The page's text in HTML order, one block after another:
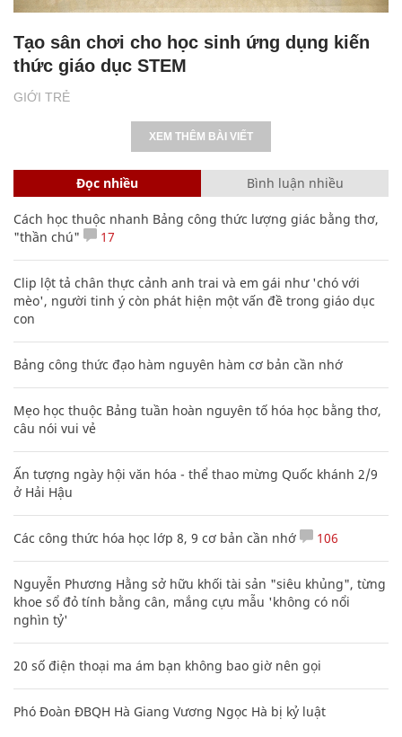
GIỚI TRẺ
Tạo sân chơi cho học sinh ứng dụng kiến
thức giáo dục STEM
XEM THÊM BÀI VIẾT
Đọc nhiều Bình luận nhiều
Cách học thuộc nhanh Bảng công thức lượng giác bằng thơ,
"thần chú"
17
Clip lột tả chân thực cảnh anh trai và em gái như 'chó với
mèo', người tinh ý còn phát hiện một vấn đề trong giáo dục
con
Bảng công thức đạo hàm nguyên hàm cơ bản cần nhớ
Mẹo học thuộc Bảng tuần hoàn nguyên tố hóa học bằng thơ,
câu nói vui vẻ
Ấn tượng ngày hội văn hóa - thể thao mừng Quốc khánh 2/9
ở Hải Hậu
Các công thức hóa học lớp 8, 9 cơ bản cần nhớ 106
Nguyễn Phương Hằng sở hữu khối tài sản "siêu khủng", từng
khoe sổ đỏ tính bằng cân, mắng cựu mẫu 'không có nổi
nghìn tỷ'
20 số điện thoại ma ám bạn không bao giờ nên gọi
Phó Đoàn ĐBQH Hà Giang Vương Ngọc Hà bị kỷ luật